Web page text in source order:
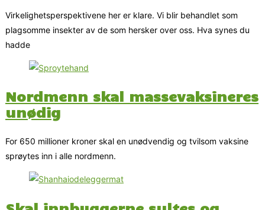
Virkelighetsperspektivene her er klare. Vi blir behandlet som
plagsomme insekter av de som hersker over oss. Hva synes du
hadde
Nordmenn skal massevaksineres
unødig
For 650 millioner kroner skal en unødvendig og tvilsom vaksine
sprøytes inn i alle nordmenn.